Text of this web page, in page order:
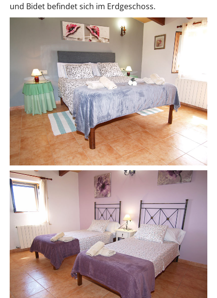
und Bidet befindet sich im Erdgeschoss.